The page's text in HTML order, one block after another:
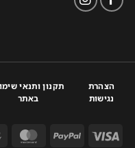
הצהרת
נגישות
תקנון ותנאי שימוש
באתר